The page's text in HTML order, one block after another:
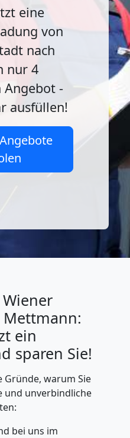
eine
von
nach
nur 4
Angebot -
ausfüllen!
ein
sparen Sie!
Gründe, warum Sie
und unverbindliche
bei uns im